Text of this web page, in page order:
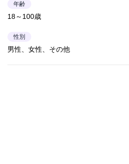
年齢
18～100歳
性別
男性、女性、その他